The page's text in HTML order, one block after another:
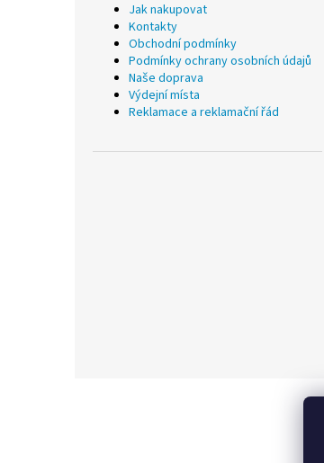
Jak nakupovat
Kontakty
Obchodní podmínky
Podmínky ochrany osobních údajů
Naše doprava
Výdejní místa
Reklamace a reklamační řád